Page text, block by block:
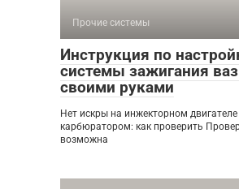
Прочие системы
Инструкция по
системы зажигания
своими руками
Нет искры на инжекторном
карбюратором: как проверить
возможна